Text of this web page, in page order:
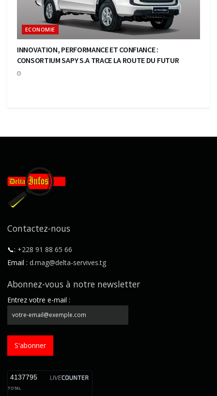
ECONOMIE
INNOVATION, PERFORMANCE ET CONFIANCE :
CONSORTIUM SAPY S.A TRACE LA ROUTE DU FUTUR
Contactez-nous
📞: +228 91 88 65 66
Email : d.mag@delta-servives.tg
Abonnez-vous à notre newsletter
Entrez votre e-mail :
S'abonner
4137795
TOTAL